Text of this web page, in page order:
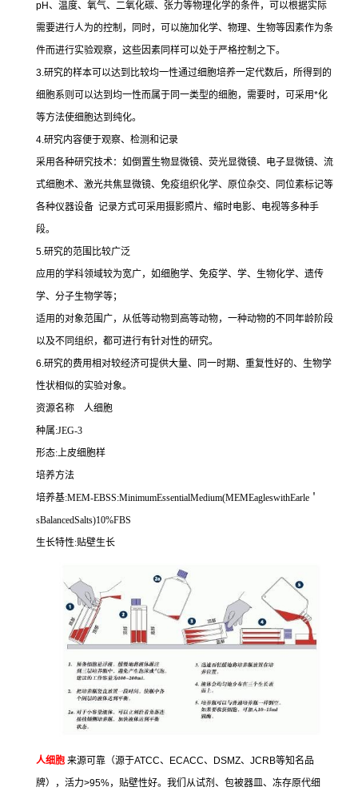
pH、温度、氧气、二氧化碳、张力等物理化学的条件，可以根据实际
需要进行人为的控制，同时，可以施加化学、物理、生物等因素作为条
件而进行实验观察，这些因素同样可以处于严格控制之下。
3.研究的样本可以达到比较均一性通过细胞培养一定代数后，所得到的
细胞系则可以达到均一性而属于同一类型的细胞，需要时，可采用*化
等方法使细胞达到纯化。
4.研究内容便于观察、检测和记录
采用各种研究技术：如倒置生物显微镜、荧光显微镜、电子显微镜、流
式细胞术、激光共焦显微镜、免疫组织化学、原位杂交、同位素标记等
各种仪器设备 记录方式可采用摄影照片、缩时电影、电视等多种手
段。
5.研究的范围比较广泛
应用的学科领域较为宽广，如细胞学、免疫学、学、生物化学、遗传
学、分子生物学等；
适用的对象范围广，从低等动物到高等动物，一种动物的不同年龄阶段
以及不同组织，都可进行有针对性的研究。
6.研究的费用相对较经济可提供大量、同一时期、重复性好的、生物学
性状相似的实验对象。
资源名称 人细胞
种属:JEG-3
形态:上皮细胞样
培养方法
培养基:MEM-EBSS:MinimumEssentialMedium(MEMEagleswithEarle ＇
sBalancedSalts)10%FBS
生长特性:贴壁生长
人细胞 来源可靠（源于ATCC、 ECACC、 DSMZ、 JCRB等知名品
牌），活力>95%，贴壁性好。我们从试剂、包被器皿、冻存原代细